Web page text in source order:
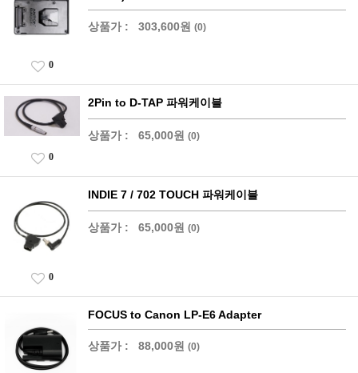
상품가 : 303,600원 (0)
0
2Pin to D-TAP 파워케이블
상품가 : 65,000원 (0)
0
INDIE 7 / 702 TOUCH 파워케이블
상품가 : 65,000원 (0)
0
FOCUS to Canon LP-E6 Adapter
상품가 : 88,000원 (0)